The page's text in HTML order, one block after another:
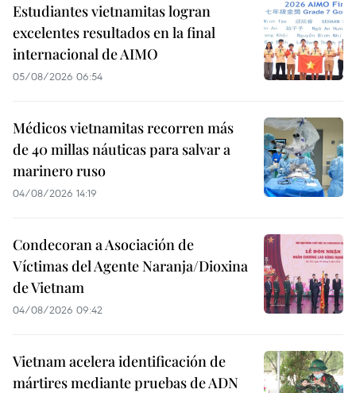
Estudiantes vietnamitas logran
excelentes resultados en la final
internacional de AIMO
05/08/2026 06:54
Médicos vietnamitas recorren más
de 40 millas náuticas para salvar a
marinero ruso
04/08/2026 14:19
Condecoran a Asociación de
Víctimas del Agente Naranja/Dioxina
de Vietnam
04/08/2026 09:42
Vietnam acelera identificación de
mártires mediante pruebas de ADN